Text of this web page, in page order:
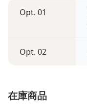
Opt. 01
Opt. 02
在庫商品